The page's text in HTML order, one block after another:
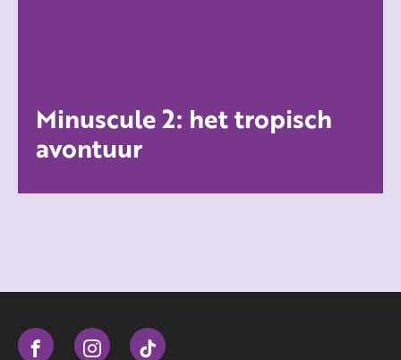
Minuscule 2: het tropisch
avontuur